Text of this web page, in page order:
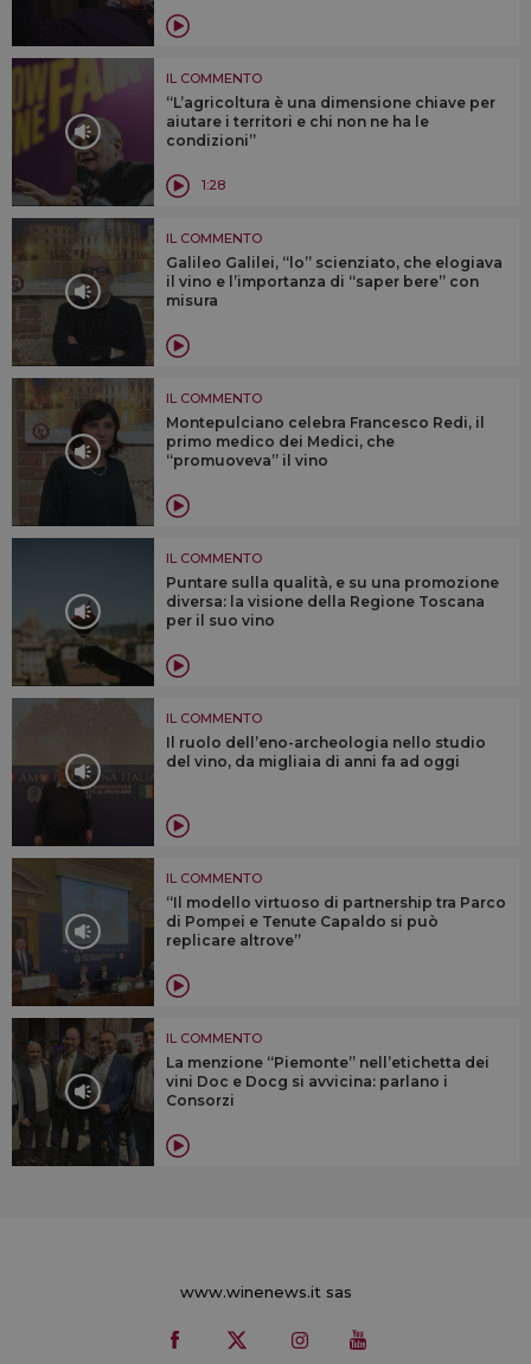
IL COMMENTO
“L’agricoltura è una dimensione chiave per
aiutare i territori e chi non ne ha le
condizioni”
1:28
IL COMMENTO
Galileo Galilei, “lo” scienziato, che elogiava
il vino e l’importanza di “saper bere” con
misura
IL COMMENTO
Montepulciano celebra Francesco Redi, il
primo medico dei Medici, che
“promuoveva” il vino
IL COMMENTO
Puntare sulla qualità, e su una promozione
diversa: la visione della Regione Toscana
per il suo vino
IL COMMENTO
Il ruolo dell’eno-archeologia nello studio
del vino, da migliaia di anni fa ad oggi
IL COMMENTO
“Il modello virtuoso di partnership tra Parco
di Pompei e Tenute Capaldo si può
replicare altrove”
IL COMMENTO
La menzione “Piemonte” nell’etichetta dei
vini Doc e Docg si avvicina: parlano i
Consorzi
www.winenews.it sas